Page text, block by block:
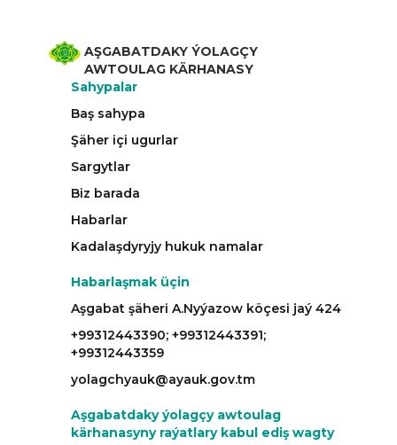
AŞGABATDAKY ÝOLAGÇY
AWTOULAG KÄRHANASY
Sahypalar
Baş sahypa
Şäher içi ugurlar
Sargytlar
Biz barada
Habarlar
Kadalaşdyryjy hukuk namalar
Habarlaşmak üçin
Aşgabat şäheri A.Nyýazow köçesi jaý 424
+99312443390; +99312443391;
+99312443359
yolagchyauk@ayauk.gov.tm
Aşgabatdaky ýolagçy awtoulag
kärhanasyny raýatlary kabul ediş wagty